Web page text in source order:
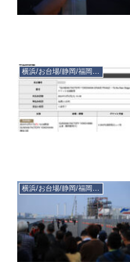
横浜/お台場/静岡/福岡ガンダム